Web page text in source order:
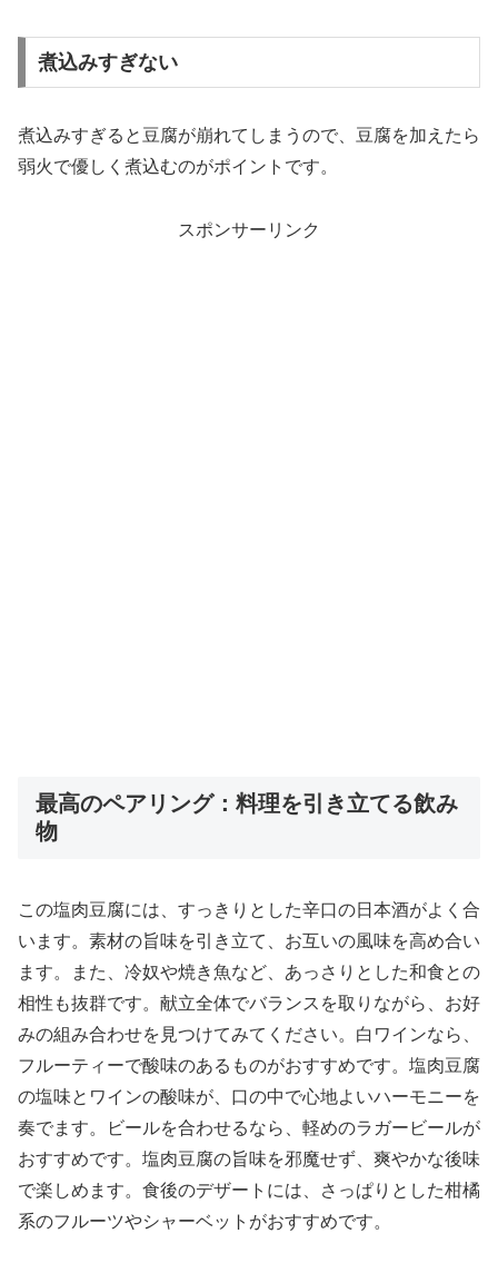
煮込みすぎない
煮込みすぎると豆腐が崩れてしまうので、豆腐を加えたら
弱火で優しく煮込むのがポイントです。
スポンサーリンク
最高のペアリング：料理を引き立てる飲み
物
この塩肉豆腐には、すっきりとした辛口の日本酒がよく合
います。素材の旨味を引き立て、お互いの風味を高め合い
ます。また、冷奴や焼き魚など、あっさりとした和食との
相性も抜群です。献立全体でバランスを取りながら、お好
みの組み合わせを見つけてみてください。白ワインなら、
フルーティーで酸味のあるものがおすすめです。塩肉豆腐
の塩味とワインの酸味が、口の中で心地よいハーモニーを
奏でます。ビールを合わせるなら、軽めのラガービールが
おすすめです。塩肉豆腐の旨味を邪魔せず、爽やかな後味
で楽しめます。食後のデザートには、さっぱりとした柑橘
系のフルーツやシャーベットがおすすめです。